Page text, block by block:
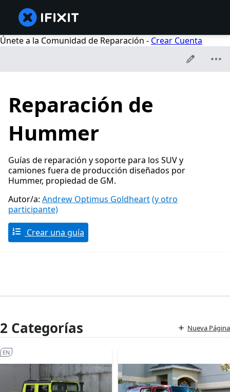
Únete a la Comunidad de Reparación - Crear Cuenta
Reparación de
Hummer
Guías de reparación y soporte para los SUV y
camiones fuera de producción diseñados por
Hummer, propiedad de GM.
Autor/a: Andrew Optimus Goldheart(y otro
participante)
Crear una guía
2 Categorías Nueva Página
EN